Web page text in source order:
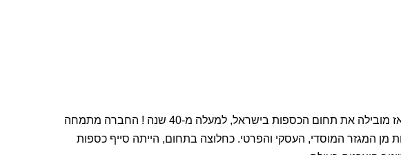
חברת סייף כספות ברטל בתל אביב נוסדה ב-1974 ומאז מובילה את תחום הכספות בישראל, למעלה מ-40 שנה ! החברה מתמחה
מן המגזר המוסדי, העסקי והפרטי. כחלוצה בתחום, הייתה סייף כספות